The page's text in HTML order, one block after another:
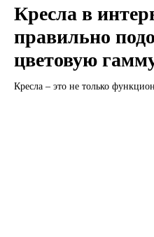
Кресла в
правильно
цветовую
Кресла – это не только